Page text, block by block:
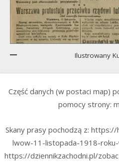
Ilustrowany
Część danych (w postaci map)
pomocy strony:
Skany prasy pochodzą z:
lwow-11-listopada-1918-
https://dziennikzachodni.pl/